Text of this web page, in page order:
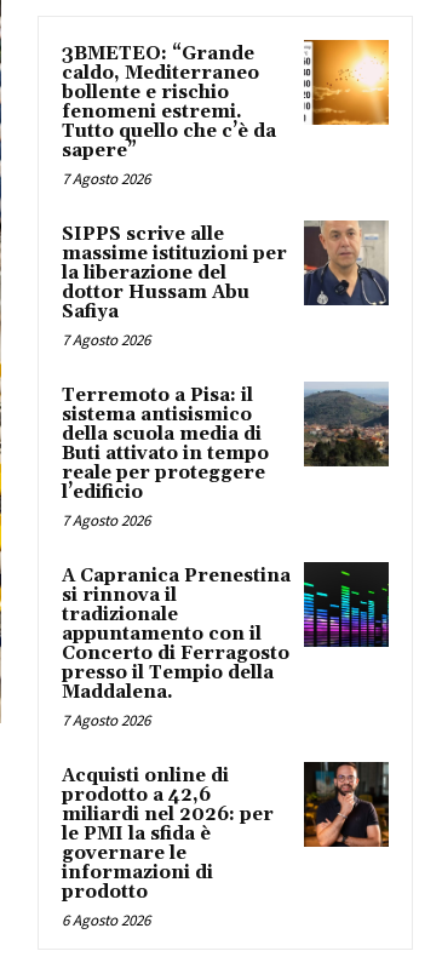
3BMETEO: “Grande
caldo, Mediterraneo
bollente e rischio
fenomeni estremi.
Tutto quello che c’è da
sapere”
7 Agosto 2026
SIPPS scrive alle
massime istituzioni per
la liberazione del
dottor Hussam Abu
Safiya
7 Agosto 2026
Terremoto a Pisa: il
sistema antisismico
della scuola media di
Buti attivato in tempo
reale per proteggere
l’edificio
7 Agosto 2026
A Capranica Prenestina
si rinnova il
tradizionale
appuntamento con il
Concerto di Ferragosto
presso il Tempio della
Maddalena.
7 Agosto 2026
Acquisti online di
prodotto a 42,6
miliardi nel 2026: per
le PMI la sfida è
governare le
informazioni di
prodotto
6 Agosto 2026